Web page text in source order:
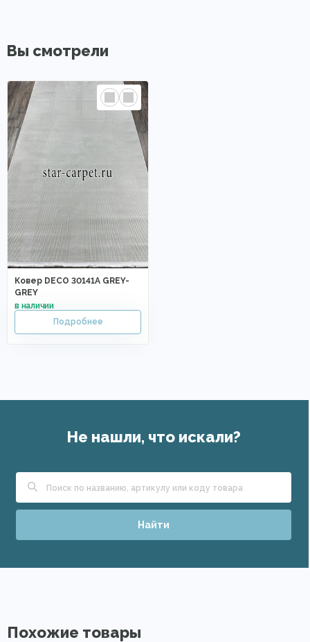
Вы смотрели
Ковер DECO 30141A GREY-
GREY
Не нашли, что искали?
Найти
Похожие товары